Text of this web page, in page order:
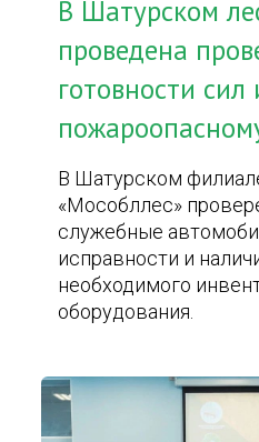
В Шатурском
проведена
готовности сил
В Шатурском
«Мособллес»
служебные
исправности и
необходимого
оборудования.